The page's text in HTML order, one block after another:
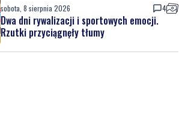
sobota, 8 sierpnia 2026 4
Dwa dni rywalizacji i sportowych emocji.
Rzutki przyciągnęły tłumy